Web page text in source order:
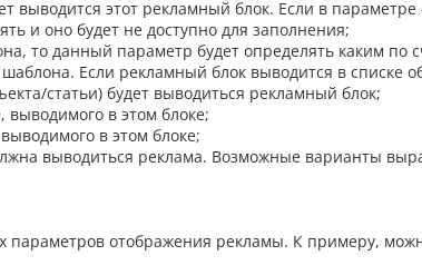
выводится этот рекламный блок. Если в
и оно будет не доступно для заполнения;
то данный параметр будет определять каким по
Если рекламный блок выводится в списке
статьи) будет выводиться рекламный блок;
в этом блоке;
в этом блоке;
выводиться реклама. Возможные варианты
отображения рекламы. К примеру,